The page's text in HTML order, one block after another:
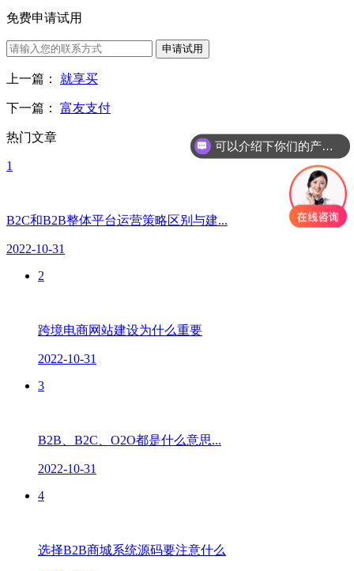
免费申请试用
申请试用
上一篇： 就享买
下一篇： 富友支付
热门文章
1
B2C和B2B整体平台运营策略区别与建...
2022-10-31
2
跨境电商网站建设为什么重要
2022-10-31
3
B2B、B2C、O2O都是什么意思...
2022-10-31
4
选择B2B商城系统源码要注意什么
可以介绍下你们的产品么？